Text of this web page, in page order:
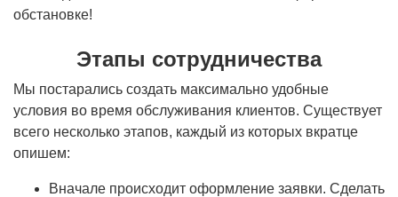
обстановке!
Этапы сотрудничества
Мы постарались создать максимально удобные
условия во время обслуживания клиентов. Существует
всего несколько этапов, каждый из которых вкратце
опишем:
Вначале происходит оформление заявки. Сделать